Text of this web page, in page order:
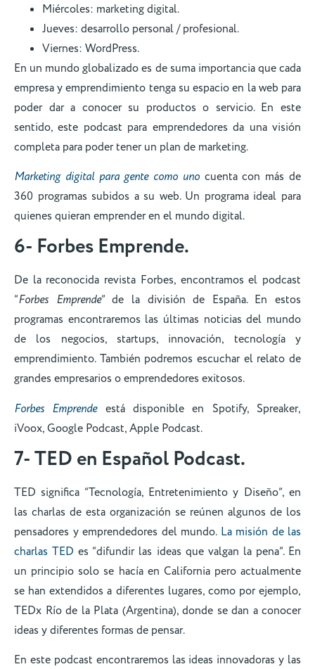
Miércoles: marketing digital.
Jueves: desarrollo personal / profesional.
Viernes: WordPress.
En un mundo globalizado es de suma importancia que cada
empresa y emprendimiento tenga su espacio en la web para
poder dar a conocer su productos o servicio. En este
sentido, este podcast para emprendedores da una visión
completa para poder tener un plan de marketing.
Marketing digital para gente como unocuenta con más de
360 programas subidos a su web. Un programa ideal para
quienes quieran emprender en el mundo digital.
6- Forbes Emprende.
De la reconocida revista Forbes, encontramos el podcast
“Forbes Emprende” de la división de España. En estos
programas encontraremos las últimas noticias del mundo
de los negocios, startups, innovación, tecnología y
emprendimiento. También podremos escuchar el relato de
grandes empresarios o emprendedores exitosos.
Forbes Emprendeestá disponible en Spotify, Spreaker,
iVoox, Google Podcast, Apple Podcast.
7- TED en Español Podcast.
TED significa “Tecnología, Entretenimiento y Diseño”, en
las charlas de esta organización se reúnen algunos de los
pensadores y emprendedores del mundo. La misión de las
charlas TED es “difundir las ideas que valgan la pena”. En
un principio solo se hacía en California pero actualmente
se han extendidos a diferentes lugares, como por ejemplo,
TEDx Río de la Plata (Argentina), donde se dan a conocer
ideas y diferentes formas de pensar.
En este podcast encontraremos las ideas innovadoras y las